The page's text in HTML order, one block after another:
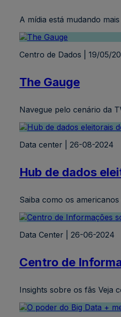
A mídia está mudando
Centro de Dados | 19/05/
The Gauge
Navegue pelo cenário da
Data center | 26-08-2024
Hub de dados
Saiba como os
Data Center | 26-06-2024
Centro de
Insights sobre os fãs Veja